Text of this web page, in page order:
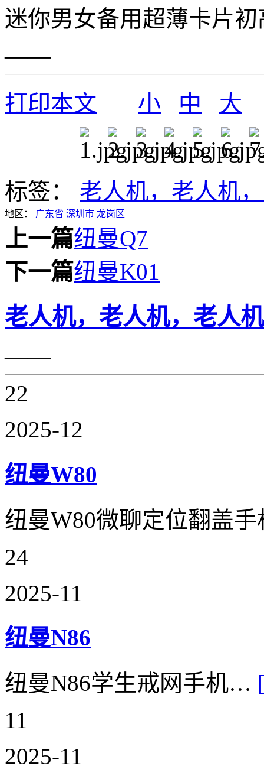
迷你男女备用超薄卡片
——
打印本文
小 中 大
标签： 老人机，老人机
地区： 广东省 深圳市 龙岗区
上一篇纽曼Q7
下一篇纽曼K01
老人机，老人机，老人机
——
22
2025-12
纽曼W80
纽曼W80微聊定位翻盖
24
2025-11
纽曼N86
纽曼N86学生戒网手机…
11
2025-11